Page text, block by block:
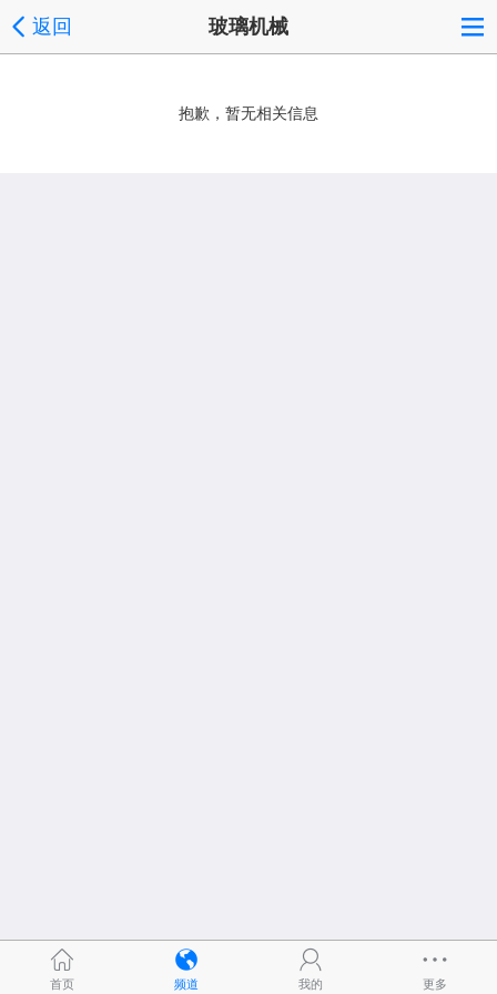
返回 玻璃机械
抱歉，暂无相关信息
首页 频道 我的 更多